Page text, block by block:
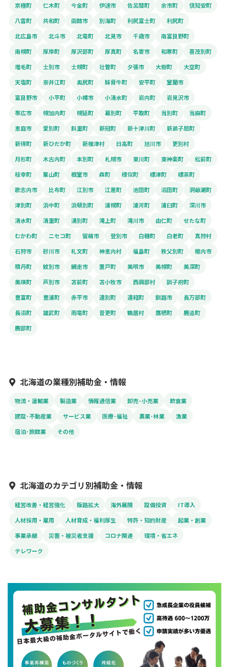
京極町
仁木町 今金町 伊達市 佐呂間町 余市町
倶知安町
八雲町
共和町 函館市 別海町 利尻富士町
利尻町
北広島市
北斗市 北竜町 北見市 千歳市
南富良野町
南幌町
厚岸町 厚沢部町 厚真町 名寄市 和寒町
喜茂別町
増毛町
士別市 士幌町 壮瞥町 夕張市 大樹町
大空町
天塩町
奈井江町 奥尻町 妹背牛町 安平町
室蘭市
富良野市
小平町 小樽市 小清水町 岩内町
岩見沢市
帯広市
幌加内町 幌延町 幕別町 平取町 当別町
当麻町
恵庭市
愛別町 斜里町 新冠町 新十津川町
新弟子屈町
新得町
新ひだか町 新篠津村 日高町 旭川市
更別村
月形町
木古内町 本別町 札幌市 東川町 東神楽町
松前町
枝幸町
栗山町 根室市 森町 様似町 標津町
標茶町
歌志内市
比布町 江別市 江差町 池田町 沼田町
洞爺湖町
津別町
浜中町 浜頓別町 浦幌町 浦河町 浦臼町
深川市
清水町
清里町 湧別町 滝上町 滝川市 由仁町
せたな町
むかわ町
ニセコ町 留萌市 登別市 白糠町 白老町
真狩村
石狩市
砂川市 礼文町 神恵内村 福島町 秩父別町
稚内市
積丹町
紋別市 網走市 置戸町 美唄市 美幌町
美深町
美瑛町
芦別市 苫前町 苫小牧市 西興部村
訓子府町
豊富町
豊浦町 赤平市 遠別町 遠軽町 釧路市
長万部町
長沼町
雄武町 雨竜町 音更町 鶴居村 鷹栖町
鹿追町
鹿部町
北海道の業種別補助金・情報
物流・運輸業 製造業 情報通信業 卸売･小売業
飲食業
建設･不動産業
サービス業 医療･福祉 農業･林業
漁業
宿泊･旅館業
その他
北海道のカテゴリ別補助金・情報
経営改善・経営強化 販路拡大 海外展開 設備投資
IT導入
人材採用・雇用
人材育成・福利厚生 特許・知的財産
起業・創業
事業承継
災害・被災者支援 コロナ関連
環境・省エネ
テレワーク